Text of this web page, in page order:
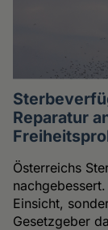
Reparatur
Österreichs
Einsicht,
Gesetzgeber